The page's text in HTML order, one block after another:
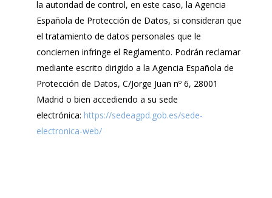
la autoridad de control, en este caso, la Agencia
Española de Protección de Datos, si consideran que
el tratamiento de datos personales que le
conciernen infringe el Reglamento. Podrán reclamar
mediante escrito dirigido a la Agencia Española de
Protección de Datos, C/Jorge Juan nº 6, 28001
Madrid o bien accediendo a su sede
electrónica: https://sedeagpd.gob.es/sede-
electronica-web/